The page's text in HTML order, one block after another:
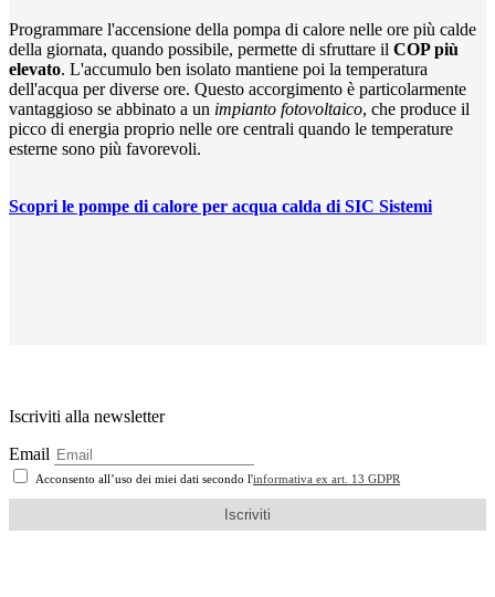
Programmare l'accensione della pompa di calore nelle ore più calde
della giornata, quando possibile, permette di sfruttare il COP più
elevato. L'accumulo ben isolato mantiene poi la temperatura
dell'acqua per diverse ore. Questo accorgimento è particolarmente
vantaggioso se abbinato a un impianto fotovoltaico, che produce il
picco di energia proprio nelle ore centrali quando le temperature
esterne sono più favorevoli.
Scopri le pompe di calore per acqua calda di SIC Sistemi
Iscriviti alla newsletter
Email
Acconsento all’uso dei miei dati secondo l'informativa ex art. 13 GDPR
Iscriviti